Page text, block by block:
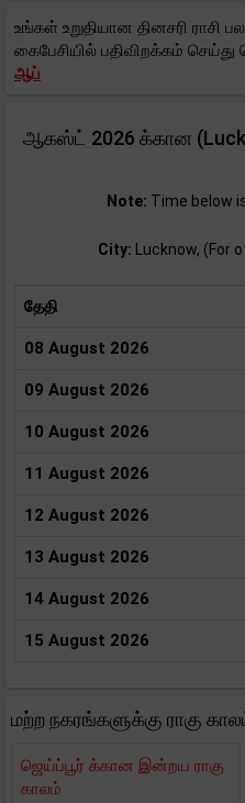
உங்கள் உறுதியான தினசரி
கைபேசியில் பதிவிறக்கம் செய்து
ஆப்
ஆகஸ்ட் 2026 க்கான
Note: Time below
City: Lucknow, (For
தேதி
08 August 2026
09 August 2026
10 August 2026
11 August 2026
12 August 2026
13 August 2026
14 August 2026
15 August 2026
மற்ற நகரங்களுக்கு ராகு
ஜெய்ப்பூர் க்கான இன்றய ராகு
காலம்